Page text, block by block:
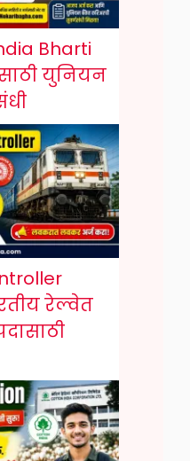
Bharti
युनियन
रेल्वेत